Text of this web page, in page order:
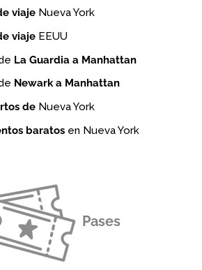
viaje Nueva York
viaje EEUU
La Guardia a Manhattan
Newark a Manhattan
de Nueva York
baratos en Nueva York
Pases